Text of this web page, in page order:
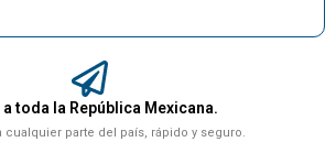
a toda la República Mexicana.
cualquier parte del país, rápido y seguro.